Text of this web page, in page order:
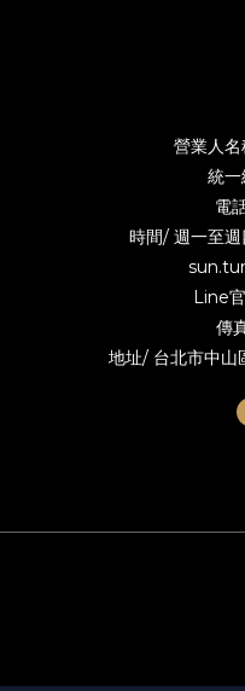
營業人
統
電
時間/ 週一至
Line
傳
地址/ 台北市中山